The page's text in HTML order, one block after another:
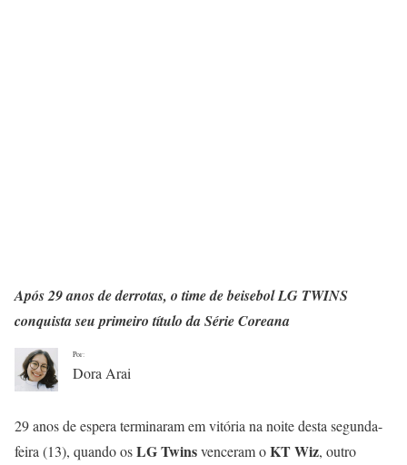
Após 29 anos de derrotas, o time de beisebol LG TWINS
conquista seu primeiro título da Série Coreana
Por:
Dora Arai
29 anos de espera terminaram em vitória na noite desta segunda-
feira (13), quando osLG Twinsvenceram oKT Wiz, outro